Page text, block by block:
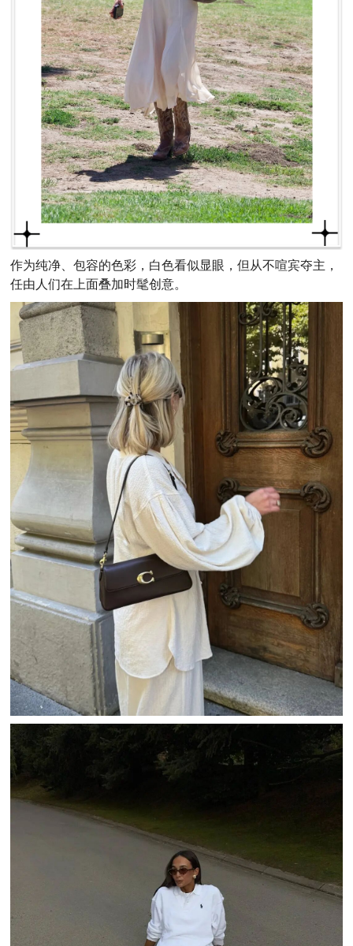
作为纯净、包容的色彩，白色看似显眼，但从不喧宾夺主，
任由人们在上面叠加时髦创意。